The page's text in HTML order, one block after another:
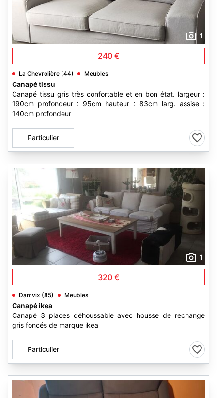
1
240 €
La Chevrolière (44) Meubles
Canapé tissu
Canapé tissu gris très confortable et en bon état. largeur :
190cm profondeur : 95cm hauteur : 83cm larg. assise :
140cm profondeur
Particulier
1
320 €
Damvix (85) Meubles
Canapé ikea
Canapé 3 places déhoussable avec housse de rechange
gris foncés de marque ikea
Particulier